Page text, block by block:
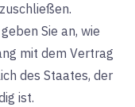
Sie an, wie
mit dem Vertrag
des Staates, der
ist.